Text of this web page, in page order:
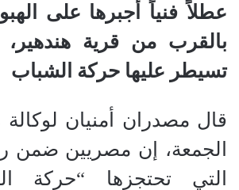
عطلاً فنياً أجبرها على
بالقرب من قرية
تسيطر عليها حركة الشباب
قال مصدران أمنيان لوكالة
الجمعة، إن مصريين ضمن
التي تحتجزها “حركة